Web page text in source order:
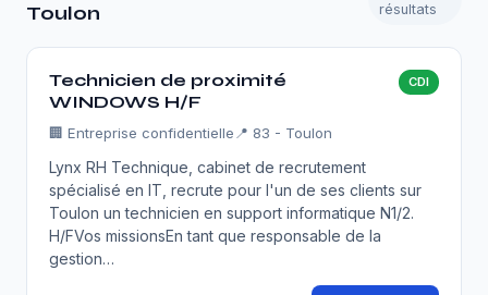
Toulon
résultats
Technicien de proximité
WINDOWS H/F
CDI
🏢 Entreprise confidentielle 📍 83 - Toulon
Lynx RH Technique, cabinet de recrutement
spécialisé en IT, recrute pour l'un de ses clients sur
Toulon un technicien en support informatique N1/2.
H/FVos missionsEn tant que responsable de la
gestion…